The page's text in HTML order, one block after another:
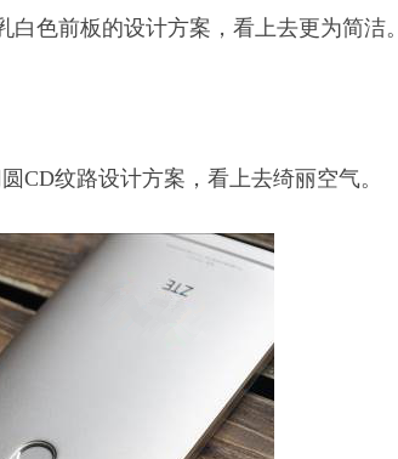
色前板的设计方案，看上去更为简洁。
CD纹路设计方案，看上去绮丽空气。